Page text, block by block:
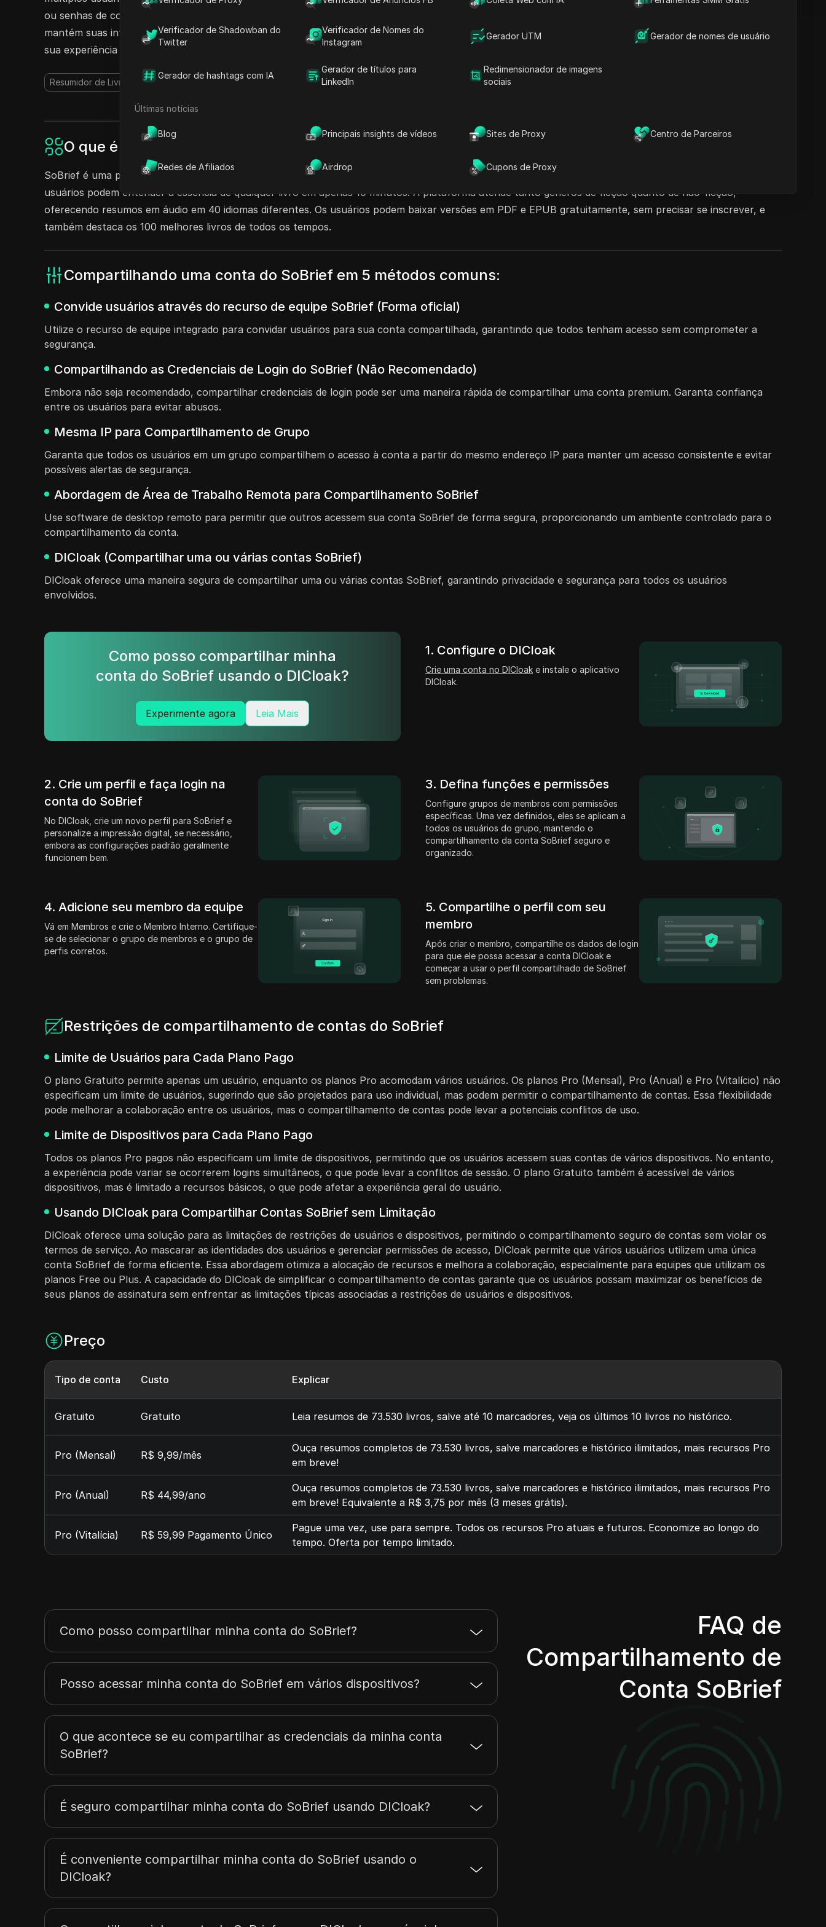
Verificador de Shadowban do
Twitter
Verificador de Nomes do
Instagram
Gerador UTM Gerador de nomes de usuário
Gerador de hashtags com IA
Gerador de títulos para
LinkedIn
Redimensionador de imagens
sociais
Últimas notícias
Blog Principais insights de vídeos Sites de Proxy Centro de Parceiros
Redes de Afiliados Airdrop Cupons de Proxy
ou senhas de conta. Experimente a conveniência de marcadores e histórico ilimitados enquanto
mantém suas informações seguras. Comece a compartilhar suas contas SoBrief hoje e melhore
sua experiência de leitura!
Resumidor de Livros AI Resumidor AI Base de Conhecimento AI
O que é SoBrief?
SoBrief é uma plataforma que oferece resumos gratuitos de livros em formatos de áudio, PDF e EPUB. Com mais de 73.530 resumos disponíveis, os
usuários podem entender a essência de qualquer livro em apenas 10 minutos. A plataforma atende tanto gêneros de ficção quanto de não-ficção,
oferecendo resumos em áudio em 40 idiomas diferentes. Os usuários podem baixar versões em PDF e EPUB gratuitamente, sem precisar se inscrever, e
também destaca os 100 melhores livros de todos os tempos.
Compartilhando uma conta do SoBrief em 5 métodos comuns:
Convide usuários através do recurso de equipe SoBrief (Forma oficial)
Utilize o recurso de equipe integrado para convidar usuários para sua conta compartilhada, garantindo que todos tenham acesso sem comprometer a
segurança.
Compartilhando as Credenciais de Login do SoBrief (Não Recomendado)
Embora não seja recomendado, compartilhar credenciais de login pode ser uma maneira rápida de compartilhar uma conta premium. Garanta confiança
entre os usuários para evitar abusos.
Mesma IP para Compartilhamento de Grupo
Garanta que todos os usuários em um grupo compartilhem o acesso à conta a partir do mesmo endereço IP para manter um acesso consistente e evitar
possíveis alertas de segurança.
Abordagem de Área de Trabalho Remota para Compartilhamento SoBrief
Use software de desktop remoto para permitir que outros acessem sua conta SoBrief de forma segura, proporcionando um ambiente controlado para o
compartilhamento da conta.
DICloak (Compartilhar uma ou várias contas SoBrief)
DICloak oferece uma maneira segura de compartilhar uma ou várias contas SoBrief, garantindo privacidade e segurança para todos os usuários
envolvidos.
Como posso compartilhar minha
conta do SoBrief usando o DICloak?
Experimente agora Leia Mais
1. Configure o DICloak
Crie uma conta no DICloak e instale o aplicativo
DICloak.
2. Crie um perfil e faça login na
conta do SoBrief
No DICloak, crie um novo perfil para SoBrief e
personalize a impressão digital, se necessário,
embora as configurações padrão geralmente
funcionem bem.
3. Defina funções e permissões
Configure grupos de membros com permissões
específicas. Uma vez definidos, eles se aplicam a
todos os usuários do grupo, mantendo o
compartilhamento da conta SoBrief seguro e
organizado.
4. Adicione seu membro da equipe
Vá em Membros e crie o Membro Interno. Certifique-
se de selecionar o grupo de membros e o grupo de
perfis corretos.
5. Compartilhe o perfil com seu
membro
Após criar o membro, compartilhe os dados de login
para que ele possa acessar a conta DICloak e
começar a usar o perfil compartilhado de SoBrief
sem problemas.
Restrições de compartilhamento de contas do SoBrief
Limite de Usuários para Cada Plano Pago
O plano Gratuito permite apenas um usuário, enquanto os planos Pro acomodam vários usuários. Os planos Pro (Mensal), Pro (Anual) e Pro (Vitalício) não
especificam um limite de usuários, sugerindo que são projetados para uso individual, mas podem permitir o compartilhamento de contas. Essa flexibilidade
pode melhorar a colaboração entre os usuários, mas o compartilhamento de contas pode levar a potenciais conflitos de uso.
Limite de Dispositivos para Cada Plano Pago
Todos os planos Pro pagos não especificam um limite de dispositivos, permitindo que os usuários acessem suas contas de vários dispositivos. No entanto,
a experiência pode variar se ocorrerem logins simultâneos, o que pode levar a conflitos de sessão. O plano Gratuito também é acessível de vários
dispositivos, mas é limitado a recursos básicos, o que pode afetar a experiência geral do usuário.
Usando DICloak para Compartilhar Contas SoBrief sem Limitação
DICloak oferece uma solução para as limitações de restrições de usuários e dispositivos, permitindo o compartilhamento seguro de contas sem violar os
termos de serviço. Ao mascarar as identidades dos usuários e gerenciar permissões de acesso, DICloak permite que vários usuários utilizem uma única
conta SoBrief de forma eficiente. Essa abordagem otimiza a alocação de recursos e melhora a colaboração, especialmente para equipes que utilizam os
planos Free ou Plus. A capacidade do DICloak de simplificar o compartilhamento de contas garante que os usuários possam maximizar os benefícios de
seus planos de assinatura sem enfrentar as limitações típicas associadas a restrições de usuários e dispositivos.
Preço
Tipo de conta Custo Explicar
Gratuito Gratuito Leia resumos de 73.530 livros, salve até 10 marcadores, veja os últimos 10 livros no histórico.
Pro (Mensal) R$ 9,99/mês
Ouça resumos completos de 73.530 livros, salve marcadores e histórico ilimitados, mais recursos Pro
em breve!
Pro (Anual) R$ 44,99/ano
Ouça resumos completos de 73.530 livros, salve marcadores e histórico ilimitados, mais recursos Pro
em breve! Equivalente a R$ 3,75 por mês (3 meses grátis).
Pro (Vitalícia) R$ 59,99 Pagamento Único
Pague uma vez, use para sempre. Todos os recursos Pro atuais e futuros. Economize ao longo do
tempo. Oferta por tempo limitado.
FAQ de
Compartilhamento de
Conta SoBrief
Como posso compartilhar minha conta do SoBrief?
Posso acessar minha conta do SoBrief em vários dispositivos?
O que acontece se eu compartilhar as credenciais da minha conta
SoBrief?
É seguro compartilhar minha conta do SoBrief usando DICloak?
É conveniente compartilhar minha conta do SoBrief usando o
DICloak?